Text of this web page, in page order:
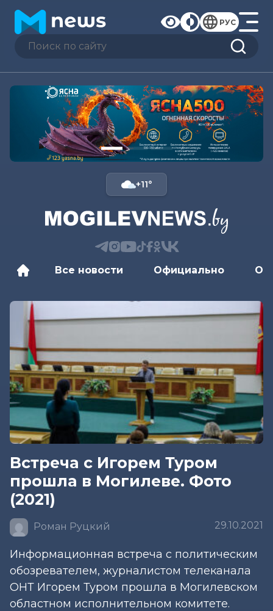
РУС
+11°
Все новости Официально
Встреча с Игорем Туром
прошла в Могилеве. Фото
(2021)
Роман Руцкий 29.10.2021
Информационная встреча с политическим
обозревателем, журналистом телеканала
ОНТ Игорем Туром прошла в Могилевском
областном исполнительном комитете.